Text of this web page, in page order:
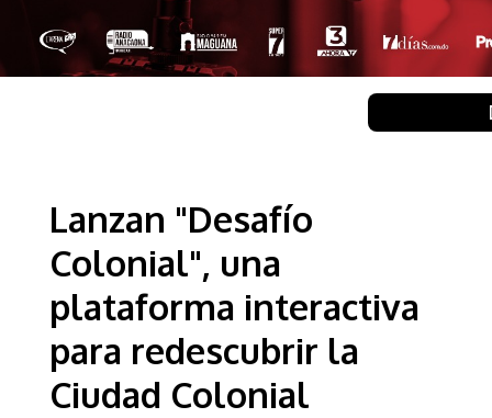
Lanzan "Desafío
Colonial", una
plataforma interactiva
para redescubrir la
Ciudad Colonial